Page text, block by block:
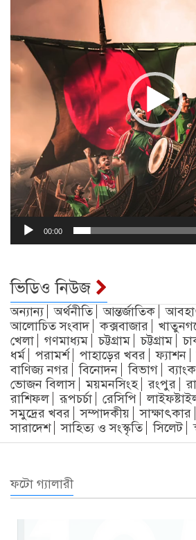
00:00
ভিডিও নিউজ
অন্যান্য অর্থনীতি আন্তর্জাতিক
আলোচিত সংবাদ
কক্সবাজার
খেলা
গণমাধ্যম চট্টগ্রাম চট্টগ্রাম
ধর্ম
পরামর্শ পাহাড়ের খবর ফ্যাশন
বাণিজ্য নগর
বিনোদন বিভাগ
ভোজন বিলাস
ময়মনসিংহ রংপুর
রাশিফল
রূপচর্চা রেসিপি
সমুদ্রের খবর
সম্পাদকীয় সাক্ষাৎকার
সারাদেশ
সাহিত্য ও সংস্কৃতি সিলেট
ফটো গ্যালারী